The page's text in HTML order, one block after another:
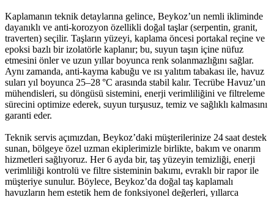
Kaplamanın teknik detaylarına gelince, Beykoz’un nemli ikliminde
dayanıklı ve anti‑korozyon özellikli doğal taşlar (serpentin, granit,
traverten) seçilir. Taşların yüzeyi, kaplama öncesi portakal reçine ve
epoksi bazlı bir izolatörle kaplanır; bu, suyun taşın içine nüfuz
etmesini önler ve uzun yıllar boyunca renk solanmazlığını sağlar.
Aynı zamanda, anti‑kayma kabuğu ve ısı yalıtım tabakası ile, havuz
suları yıl boyunca 25–28 °C arasında stabil kalır. Tecrübe Havuz’un
mühendisleri, su döngüsü sistemini, enerji verimliliğini ve filtreleme
sürecini optimize ederek, suyun turşusuz, temiz ve sağlıklı kalmasını
garanti eder.
Teknik servis açımızdan, Beykoz’daki müşterilerinize 24 saat destek
sunan, bölgeye özel uzman ekiplerimizle birlikte, bakım ve onarım
hizmetleri sağlıyoruz. Her 6 ayda bir, taş yüzeyin temizliği, enerji
verimliliği kontrolü ve filtre sisteminin bakımı, evraklı bir rapor ile
müşteriye sunulur. Böylece, Beykoz’da doğal taş kaplamalı
havuzların hem estetik hem de fonksiyonel değerleri, yıllarca